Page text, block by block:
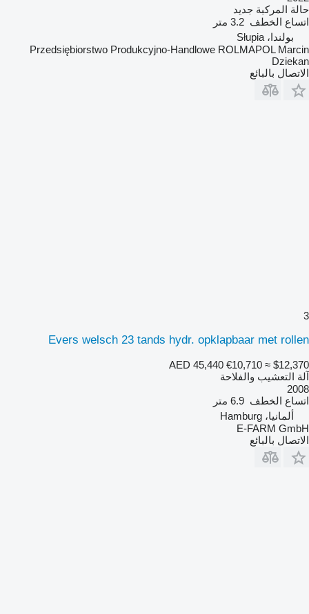
حالة المركبة جديد
اتساع الخطف 3.2 متر
بولندا، Słupia
Przedsiębiorstwo Produkcyjno-Handlowe ROLMAPOL Marcin
Dziekan
الاتصال بالبائع
3
Evers welsch 23 tands hydr. opklapbaar met rollen
AED 45,440 €10,710 ≈ $12,370
آلة التعشيب والفلاحة
2008
اتساع الخطف 6.9 متر
ألمانيا، Hamburg
E-FARM GmbH
الاتصال بالبائع